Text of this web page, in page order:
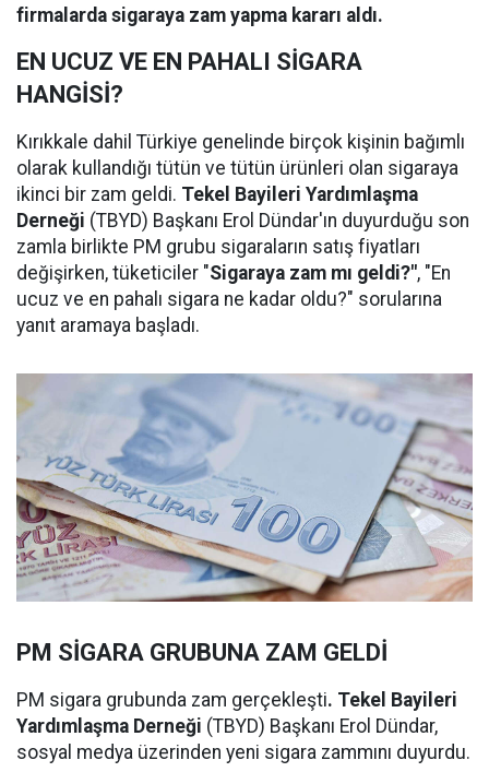
firmalarda sigaraya zam yapma kararı aldı.
EN UCUZ VE EN PAHALI SİGARA
HANGİSİ?
Kırıkkale dahil Türkiye genelinde birçok kişinin bağımlı
olarak kullandığı tütün ve tütün ürünleri olan sigaraya
ikinci bir zam geldi. Tekel Bayileri Yardımlaşma
Derneği (TBYD) Başkanı Erol Dündar'ın duyurduğu son
zamla birlikte PM grubu sigaraların satış fiyatları
değişirken, tüketiciler "Sigaraya zam mı geldi?", "En
ucuz ve en pahalı sigara ne kadar oldu?" sorularına
yanıt aramaya başladı.
PM SİGARA GRUBUNA ZAM GELDİ
PM sigara grubunda zam gerçekleşti. Tekel Bayileri
Yardımlaşma Derneği (TBYD) Başkanı Erol Dündar,
sosyal medya üzerinden yeni sigara zammını duyurdu.